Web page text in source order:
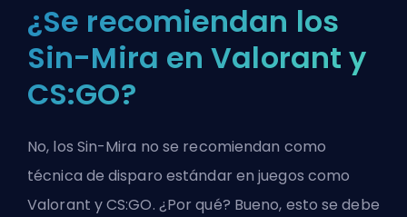
¿Se recomiendan los
Sin-Mira en Valorant y
CS:GO?
No, los Sin-Mira no se recomiendan como
técnica de disparo estándar en juegos como
Valorant y CS:GO. ¿Por qué? Bueno, esto se debe